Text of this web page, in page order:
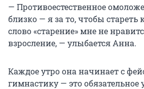
— Противоестественное
близко — я за то, чтобы стареть
слово «старение» мне не
взросление, — улыбается Анна.
Каждое утро она начинает с
гимнастику — это обязательное